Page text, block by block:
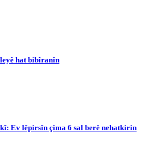
hat bibîranîn
Ev lêpirsîn çima 6 sal berê nehatkirin